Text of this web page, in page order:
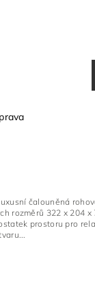
FABIO je ideální
komfort. Toto stylové a
je vyrobeno...